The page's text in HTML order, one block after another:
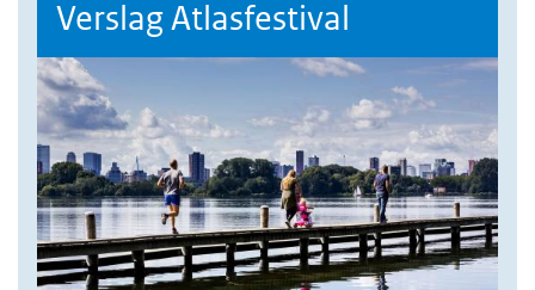
Verslag Atlasfestival